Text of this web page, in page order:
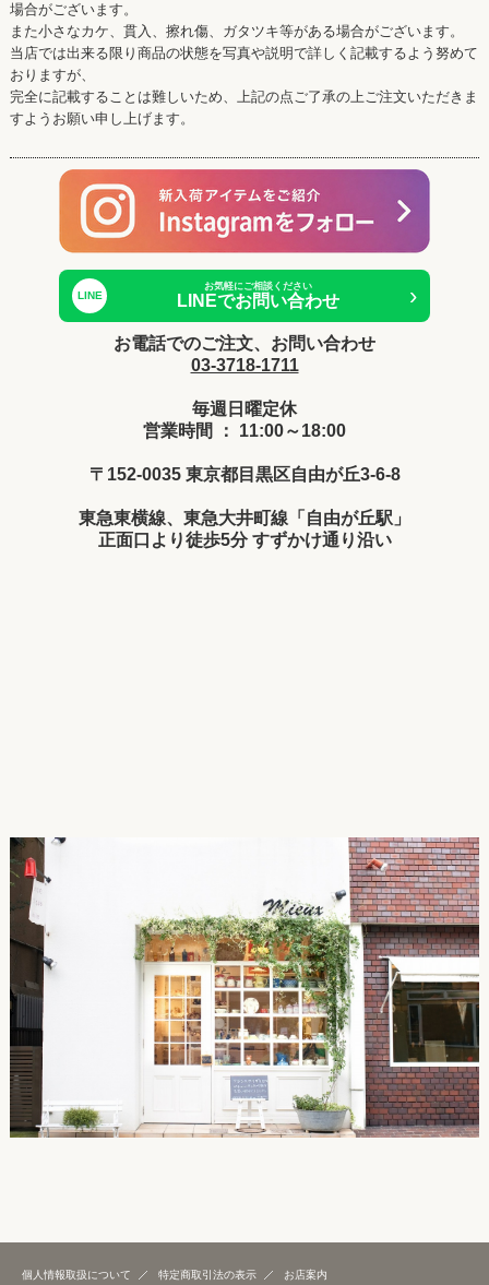
場合がございます。
また小さなカケ、貫入、擦れ傷、ガタツキ等がある場合がございます。
当店では出来る限り商品の状態を写真や説明で詳しく記載するよう努めて
おりますが、
完全に記載することは難しいため、上記の点ご了承の上ご注文いただきま
すようお願い申し上げます。
LINE
お気軽にご相談ください
LINEでお問い合わせ ›
お電話でのご注文、お問い合わせ
03-3718-1711
毎週日曜定休
営業時間 ： 11:00～18:00
〒152-0035 東京都目黒区自由が丘3-6-8
東急東横線、東急大井町線「自由が丘駅」
正面口より徒歩5分 すずかけ通り沿い
個人情報取扱について 特定商取引法の表示 お店案内